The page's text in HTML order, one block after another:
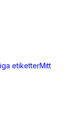
etiketterMitt